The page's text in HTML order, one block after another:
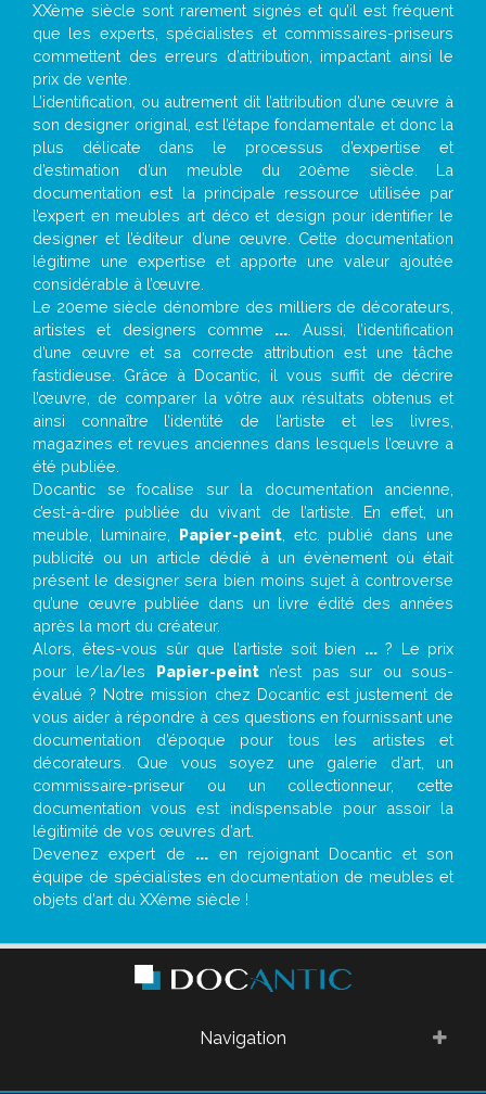
XXème siècle sont rarement signés et qu’il est fréquent
que les experts, spécialistes et commissaires-priseurs
commettent des erreurs d’attribution, impactant ainsi le
prix de vente.
L’identification, ou autrement dit l’attribution d’une œuvre à
son designer original, est l’étape fondamentale et donc la
plus délicate dans le processus d’expertise et
d’estimation d’un meuble du 20ème siècle. La
documentation est la principale ressource utilisée par
l’expert en meubles art déco et design pour identifier le
designer et l’éditeur d’une œuvre. Cette documentation
légitime une expertise et apporte une valeur ajoutée
considérable à l’œuvre.
Le 20eme siècle dénombre des milliers de décorateurs,
artistes et designers comme ... . Aussi, l’identification
d’une œuvre et sa correcte attribution est une tâche
fastidieuse. Grâce à Docantic, il vous suffit de décrire
l’œuvre, de comparer la vôtre aux résultats obtenus et
ainsi connaître l’identité de l’artiste et les livres,
magazines et revues anciennes dans lesquels l’œuvre a
été publiée.
Docantic se focalise sur la documentation ancienne,
c’est-à-dire publiée du vivant de l’artiste. En effet, un
meuble, luminaire, Papier-peint, etc. publié dans une
publicité ou un article dédié à un évènement où était
présent le designer sera bien moins sujet à controverse
qu’une œuvre publiée dans un livre édité des années
après la mort du créateur.
Alors, êtes-vous sûr que l’artiste soit bien ...? Le prix
pour le/la/les Papier-peintn’est pas sur ou sous-
évalué ? Notre mission chez Docantic est justement de
vous aider à répondre à ces questions en fournissant une
documentation d’époque pour tous les artistes et
décorateurs. Que vous soyez une galerie d’art, un
commissaire-priseur ou un collectionneur, cette
documentation vous est indispensable pour assoir la
légitimité de vos œuvres d’art.
Devenez expert de ... en rejoignant Docantic et son
équipe de spécialistes en documentation de meubles et
objets d’art du XXème siècle !
Navigation